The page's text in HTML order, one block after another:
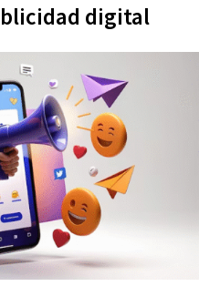
digital